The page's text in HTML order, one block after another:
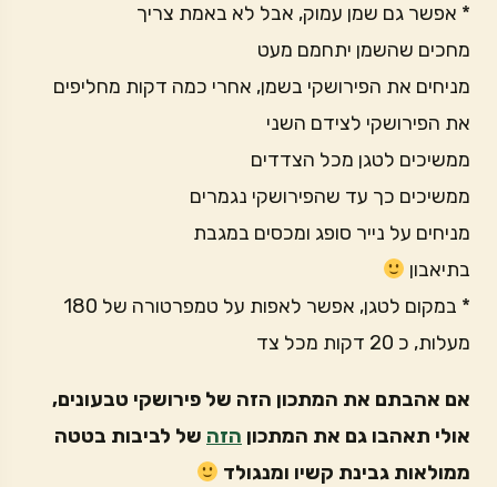
* אפשר גם שמן עמוק, אבל לא באמת צריך
מחכים שהשמן יתחמם מעט
מניחים את הפירושקי בשמן, אחרי כמה דקות מחליפים
את הפירושקי לצידם השני
ממשיכים לטגן מכל הצדדים
ממשיכים כך עד שהפירושקי נגמרים
מניחים על נייר סופג ומכסים במגבת
בתיאבון
* במקום לטגן, אפשר לאפות על טמפרטורה של 180
מעלות, כ 20 דקות מכל צד
אם אהבתם את המתכון הזה של פירושקי טבעונים,
אולי תאהבו גם את המתכון הזה של לביבות בטטה
ממולאות גבינת קשיו ומנגולד